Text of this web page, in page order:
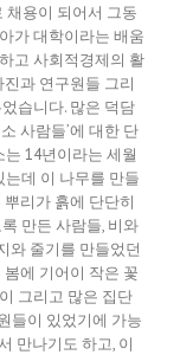
채용이 되어서 그동
가 대학이라는 배움
고 사회적경제의 활
과 연구원들 그리
습니다. 많은 덕담
사람들’에 대한 단
14년이라는 세월
데 이 나무를 만들
리가 흙에 단단히
만든 사람들, 비와
와 줄기를 만들었던
에 기어이 작은 꽃
그리고 많은 집단
들이 있었기에 가능
만나기도 하고, 이